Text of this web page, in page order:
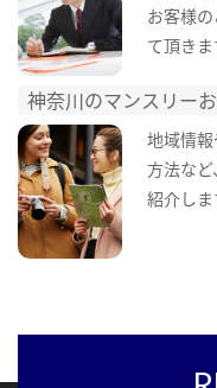
お客様
て頂きま
神奈川のマンスリー
地域情
方法な
紹介しま